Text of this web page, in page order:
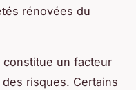
rénovées du
constitue un facteur
risques. Certains